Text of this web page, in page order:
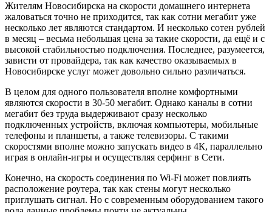
Жителям Новосибирска на скорости домашнего интернета
жаловаться точно не приходится, так как сотни мегабит уже
несколько лет являются стандартом. И несколько сотен рублей
в месяц – весьма небольшая цена за такие скорости, да ещё и с
высокой стабильностью подключения. Последнее, разумеется,
зависти от провайдера, так как качество оказываемых в
Новосибирске услуг может довольно сильно различаться.
В целом для одного пользователя вполне комфортными
являются скорости в 30-50 мегабит. Однако каналы в сотни
мегабит без труда выдерживают сразу несколько
подключенных устройств, включая компьютеры, мобильные
телефоны и планшеты, а также телевизоры. С такими
скоростями вполне можно запускать видео в 4К, параллельно
играя в онлайн-игры и осуществляя серфинг в Сети.
Конечно, на скорость соединения по Wi-Fi может повлиять
расположение роутера, так как стены могут несколько
приглушать сигнал. Но с современным оборудованием такого